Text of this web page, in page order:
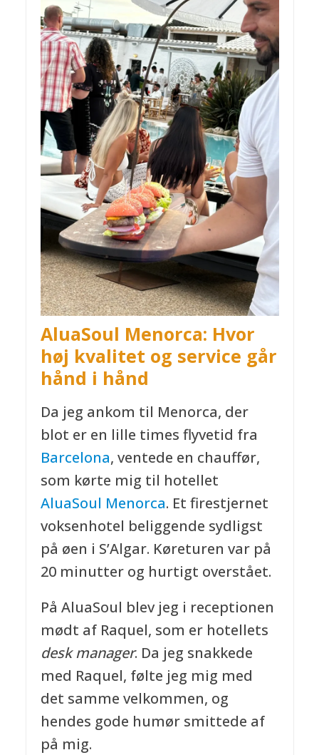
AluaSoul Menorca: Hvor
høj kvalitet og service går
hånd i hånd
Da jeg ankom til Menorca, der
blot er en lille times flyvetid fra
Barcelona, ventede en chauffør,
som kørte mig til hotellet
AluaSoul Menorca. Et firestjernet
voksenhotel beliggende sydligst
på øen i S’Algar. Køreturen var på
20 minutter og hurtigt overstået.
På AluaSoul blev jeg i receptionen
mødt af Raquel, som er hotellets
desk manager. Da jeg snakkede
med Raquel, følte jeg mig med
det samme velkommen, og
hendes gode humør smittede af
på mig.